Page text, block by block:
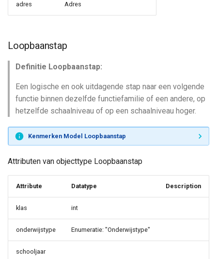
adres Adres
Loopbaanstap
Definitie Loopbaanstap:
Een logische en ook uitdagende stap naar een volgende
functie binnen dezelfde functiefamilie of een andere, op
hetzelfde schaalniveau of op een schaalniveau hoger.
Kenmerken Model Loopbaanstap
Attributen van objecttype Loopbaanstap
Attribute Datatype Description
klas int
onderwijstype Enumeratie: "Onderwijstype"
schooljaar